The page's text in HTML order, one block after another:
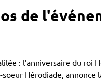
de
: l’anniversaire du
soeur Hérodiade,